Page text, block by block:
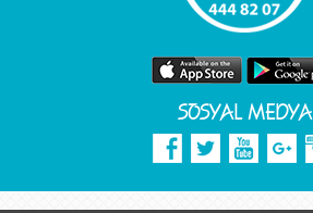
SOSYAL MEDYA